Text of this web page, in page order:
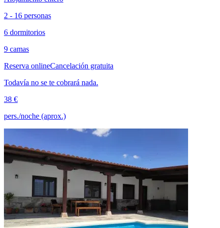
2 - 16 personas
6 dormitorios
9 camas
Reserva onlineCancelación gratuita
Todavía no se te cobrará nada.
38 €
pers./noche (aprox.)